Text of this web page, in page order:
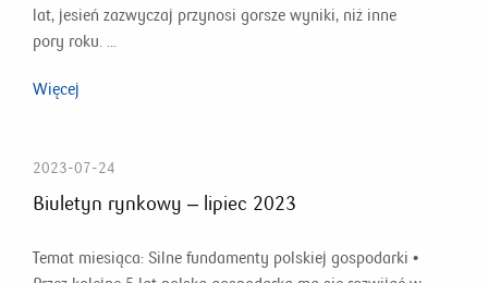
lat, jesień zazwyczaj przynosi gorsze wyniki, niż inne
pory roku. ...
Więcej
2023-07-24
Biuletyn rynkowy – lipiec 2023
Temat miesiąca: Silne fundamenty polskiej gospodarki •